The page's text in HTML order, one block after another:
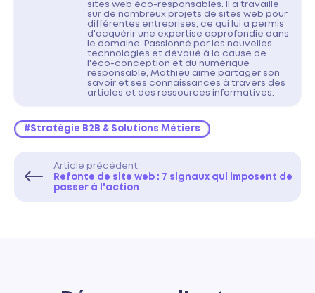
sites web éco-responsables. Il a travaillé
sur de nombreux projets de sites web pour
différentes entreprises, ce qui lui a permis
d'acquérir une expertise approfondie dans
le domaine. Passionné par les nouvelles
technologies et dévoué à la cause de
l'éco-conception et du numérique
responsable, Mathieu aime partager son
savoir et ses connaissances à travers des
articles et des ressources informatives.
#Stratégie B2B & Solutions Métiers
Article précédent:
Refonte de site web : 7 signaux qui imposent de
passer à l'action